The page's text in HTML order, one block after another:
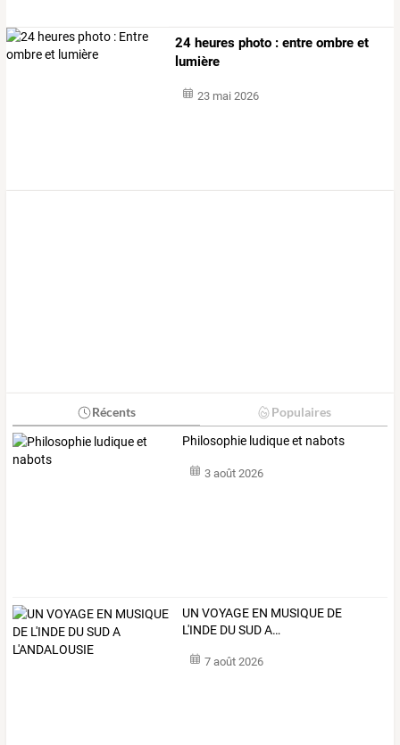
24 heures photo : entre ombre et
lumière
23 mai 2026
Récents Populaires
Philosophie ludique et nabots
3 août 2026
UN VOYAGE EN MUSIQUE DE
L'INDE DUSUDA…
7 août 2026